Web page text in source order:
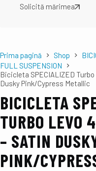
Solicită mărimea
Prima pagină Shop
FULL SUSPENSION
Bicicleta SPECIALIZED
Dusky Pink/Cypress Metallic
BICICLETA
TURBO LEVO
– SATIN
PINK/